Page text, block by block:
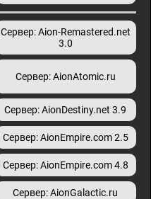
Сервер: Aion-Remastered.net
3.0
Сервер: AionAtomic.ru
Сервер: AionDestiny.net 3.9
Сервер: AionEmpire.com 2.5
Сервер: AionEmpire.com 4.8
Сервер: AionGalactic.ru